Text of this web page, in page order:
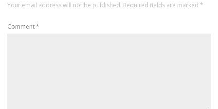
Your email address will not be published. Required fields are marked *
Comment*